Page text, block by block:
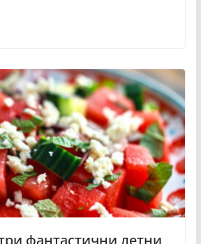
фантастични летни